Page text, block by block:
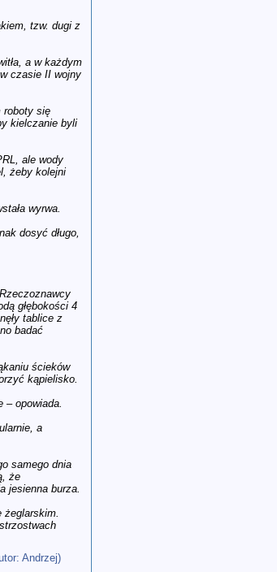
tzw. dugi z
a w każdym
czasie II wojny
roboty się
kielczanie byli
ale wody
żeby kolejni
wyrwa.
dosyć długo,
głębokości 4
tablice z
badać
ścieków
kąpielisko.
– opowiada.
a
samego dnia
że
jesienna burza.
żeglarskim.
Andrzej)